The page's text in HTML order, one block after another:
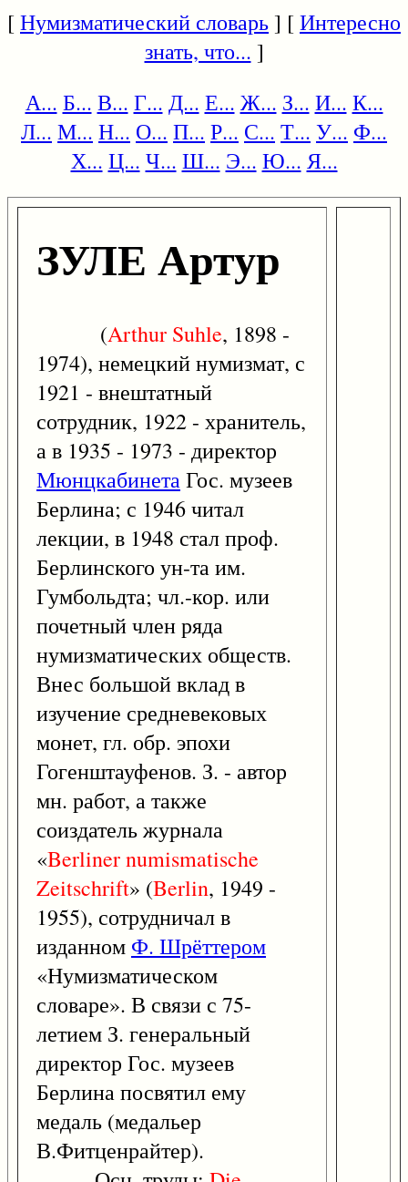
[Нумизматический словарь] [Интересно
знать, что... ]
А... Б... В... Г... Д... Е... Ж... З... И... К...
Л... М... Н... О... П... Р... С... Т... У... Ф...
Х... Ц... Ч... Ш... Э... Ю... Я...
ЗУЛЕ Артур
(Arthur Suhle, 1898 -
1974), немецкий нумизмат, с
1921 - внештатный
сотрудник, 1922 - хранитель,
а в 1935 - 1973 - директор
МюнцкабинетаГос. музеев
Берлина; с 1946 читал
лекции, в 1948 стал проф.
Берлинского ун-та им.
Гумбольдта; чл.-кор. или
почетный член ряда
нумизматических обществ.
Внес большой вклад в
изучение средневековых
монет, гл. обр. эпохи
Гогенштауфенов. З. - автор
мн. работ, а также
соиздатель журнала
«Berlinernumismatische
Zeitschrift» (Berlin, 1949 -
1955), сотрудничал в
изданном Ф. Шрёттером
«Нумизматическом
словаре». В связи с 75-
летием З. генеральный
директор Гос. музеев
Берлина посвятил ему
медаль (медальер
В.Фитценрайтер).